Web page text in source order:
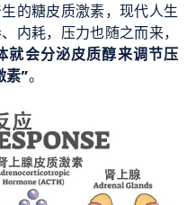
的糖皮质激素，现代人生
内耗，压力也随之而来，
就会分泌皮质醇来调节压
素”。